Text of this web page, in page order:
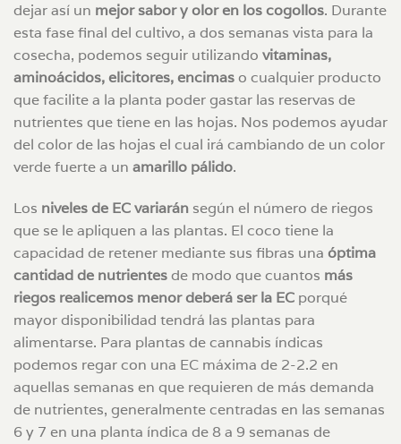
dejar así un mejor sabor y olor en los cogollos. Durante
esta fase final del cultivo, a dos semanas vista para la
cosecha, podemos seguir utilizando vitaminas,
aminoácidos, elicitores, encimaso cualquier producto
que facilite a la planta poder gastar las reservas de
nutrientes que tiene en las hojas. Nos podemos ayudar
del color de las hojas el cual irá cambiando de un color
verde fuerte a un amarillo pálido.
Los niveles de EC variarán según el número de riegos
que se le apliquen a las plantas. El coco tiene la
capacidad de retener mediante sus fibras una óptima
cantidad de nutrientesde modo que cuantos más
riegos realicemos menor deberá ser la EC porqué
mayor disponibilidad tendrá las plantas para
alimentarse. Para plantas de cannabis índicas
podemos regar con una EC máxima de 2-2.2 en
aquellas semanas en que requieren de más demanda
de nutrientes, generalmente centradas en las semanas
6 y 7 en una planta índica de 8 a 9 semanas de